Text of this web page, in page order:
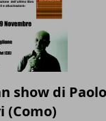
show di
(Como)